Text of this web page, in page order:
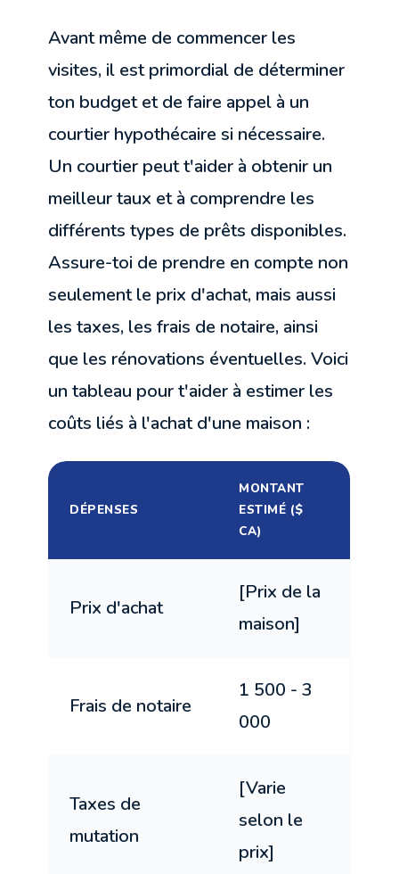
Avant même de commencer les
visites, il est primordial de déterminer
ton budget et de faire appel à un
courtier hypothécaire si nécessaire.
Un courtier peut t'aider à obtenir un
meilleur taux et à comprendre les
différents types de prêts disponibles.
Assure-toi de prendre en compte non
seulement le prix d'achat, mais aussi
les taxes, les frais de notaire, ainsi
que les rénovations éventuelles. Voici
un tableau pour t'aider à estimer les
coûts liés à l'achat d'une maison :
DÉPENSES
MONTANT
ESTIMÉ ($
CA)
Prix d'achat
[Prix de la
maison]
Frais de notaire
1 500 - 3
000
Taxes de
mutation
[Varie
selon le
prix]